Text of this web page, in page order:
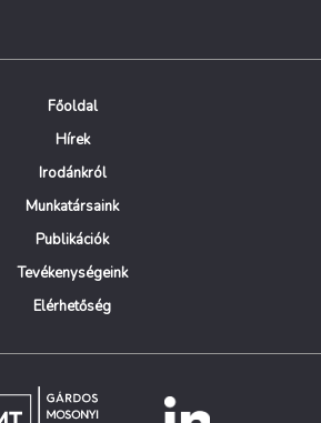
Főoldal
Hírek
Irodánkról
Munkatársaink
Publikációk
Tevékenységeink
Elérhetőség